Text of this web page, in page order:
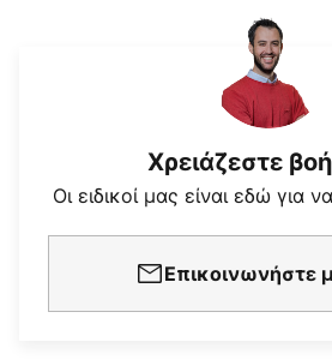
Χρειάζεστε
Οι ειδικοί μας είναι εδώ για
Επικοινωνήστε